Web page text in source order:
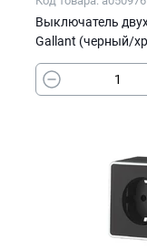
Выключатель
Gallant (черный/